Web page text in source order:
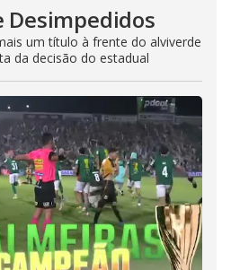
Desimpedidos
um título à frente do alviverde
da decisão do estadual